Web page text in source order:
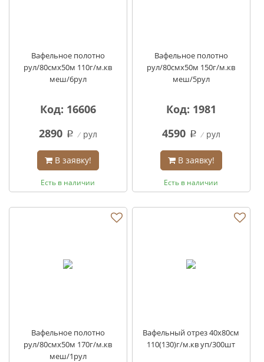
Вафельное полотно
рул/80смх50м 110г/м.кв
меш/6рул
Код: 16606
2890 q рул
В заявку!
Есть в наличии
Вафельное полотно
рул/80смх50м 150г/м.кв
меш/5рул
Код: 1981
4590 q рул
В заявку!
Есть в наличии
Вафельное полотно
рул/80смх50м 170г/м.кв
меш/1рул
Вафельный отрез 40х80см
110(130)г/м.кв уп/300шт